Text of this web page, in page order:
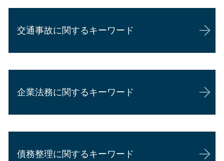
相続 法定相続人
成年後見人 家族
相続 弁護士
相続 専門家
相続 借金
相続放棄
相続 遺言書
相続 手続き 代行
交通事故に関するキーワード
損害賠償 弁護士
交通事故 過失割合 8対2
交通事故 休業補償
交通事故 損害賠償
交通事故 脳挫傷 後遺症
企業法務に関するキーワード
企業法務 弁護士 魅力
企業法務 年収
債務整理に関するキーワード